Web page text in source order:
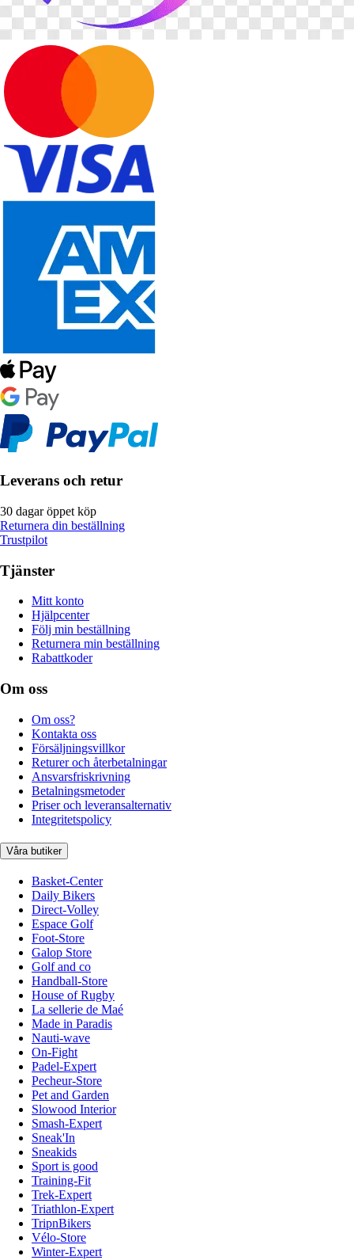
Leverans och retur
30 dagar öppet köp
Returnera din beställning
Trustpilot
Tjänster
Mitt konto
Hjälpcenter
Följ min beställning
Returnera min beställning
Rabattkoder
Om oss
Om oss?
Kontakta oss
Försäljningsvillkor
Returer och återbetalningar
Ansvarsfriskrivning
Betalningsmetoder
Priser och leveransalternativ
Integritetspolicy
Våra butiker
Basket-Center
Daily Bikers
Direct-Volley
Espace Golf
Foot-Store
Galop Store
Golf and co
Handball-Store
House of Rugby
La sellerie de Maé
Made in Paradis
Nauti-wave
On-Fight
Padel-Expert
Pecheur-Store
Pet and Garden
Slowood Interior
Smash-Expert
Sneak'In
Sneakids
Sport is good
Training-Fit
Trek-Expert
Triathlon-Expert
TripnBikers
Vélo-Store
Winter-Expert